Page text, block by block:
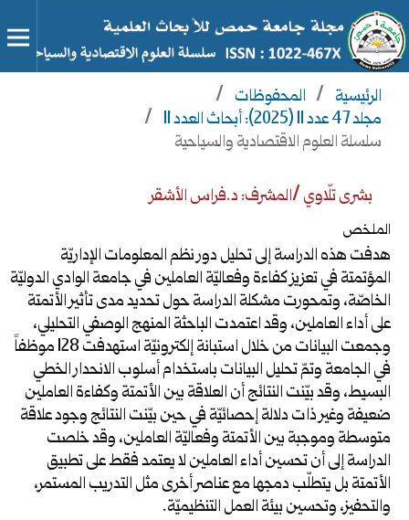
الرئيسية / المحفوظات /
مجلد 47 عدد 11 (2025): أبحاث العدد 11
/
سلسلة العلوم الاقتصادية والسياحية
بشرى تلّاوي /المشرف: د.فراس الأشقر
الملخص
هدفت هذه الدراسة إلى تحليل دور نظم المعلومات الإداريّة
المؤتمتة في تعزيز كفاءة وفعاليّة العاملين في جامعة الوادي الدوليّة
الخاصّة، وتمحورت مشكلة الدراسة حول تحديد مدى تأثير الأتمتة
على أداء العاملين، وقد اعتمدت الباحثة المنهج الوصفي التحليلي،
وجمعت البيانات من خلال استبانة إلكترونيّة استهدفت 128 موظفاً
في الجامعة وتمّ تحليل البيانات باستخدام أسلوب الانحدار الخطي
البسيط، وقد بيّنت النتائج أن العلاقة بين الأتمتة وكفاءة العاملين
ضعيفة وغير ذات دلالة إحصائيّة في حين بيّنت النتائج وجود علاقة
متوسطة وموجبة بين الأتمتة وفعاليّة العاملين، وقد خلصت
الدراسة إلى أن تحسين أداء العاملين لا يعتمد فقط على تطبيق
الأتمتة بل يتطلّب دمجها مع عناصر أخرى مثل التدريب المستمر،
والتحفيز، وتحسين بيئة العمل التنظيميّة.